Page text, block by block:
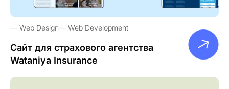
Web Design Web Development
Сайт для страхового агентства
Wataniya Insurance